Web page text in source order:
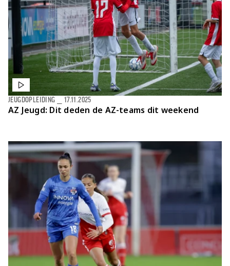
AZ Jeugd: Dit deden de AZ-teams dit weekend
JEUGDOPLEIDING 17.11.2025